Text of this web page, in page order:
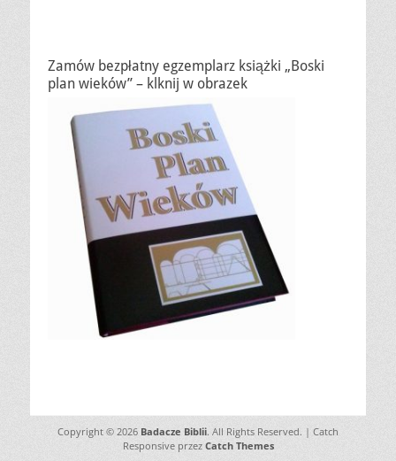
Zamów bezpłatny egzemplarz książki „Boski
plan wieków” – klknij w obrazek
Copyright © 2026 Badacze Biblii. All Rights Reserved. | Catch
Responsive przez Catch Themes